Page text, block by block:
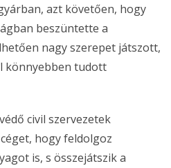
azt követően, hogy
beszüntette a
nagy szerepet játszott,
könnyebben tudott
civil szervezetek
hogy feldolgoz
is, s összejátszik a